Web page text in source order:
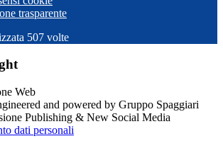
trasparente
507 volte
and powered by Gruppo Spaggiari
Publishing & New Social Media
dati personali